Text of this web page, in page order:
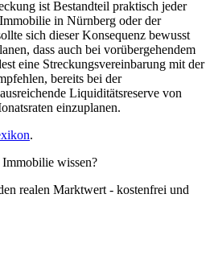
ist Bestandteil praktisch jeder
in Nürnberg oder der
sich dieser Konsequenz bewusst
dass auch bei vorübergehendem
eine Streckungsvereinbarung mit der
bereits bei der
Liquiditätsreserve von
einzuplanen.
.
wissen?
realen Marktwert - kostenfrei und